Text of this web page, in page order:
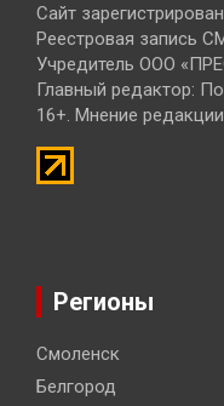
Сайт
Реестровая запись
Учредитель ООО
Главный редактор:
16+. Мнение
Регионы
Смоленск
Белгород